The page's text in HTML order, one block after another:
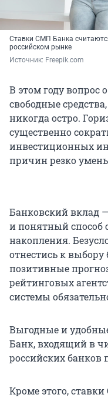
Ставки СМП Банка
российском рынке
Источник: Freepik.com
В этом году вопрос
свободные
никогда остро.
существенно
инвестиционных
причин резко
Банковский вклад
и понятный способ
накопления.
отнестись к
позитивные
рейтинговых
системы
Выгодные и
Банк, входящий в
российских банков
Кроме этого,